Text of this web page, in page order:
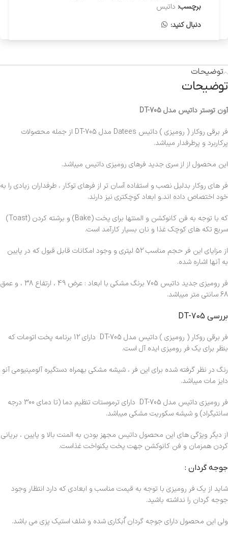
برچسب: داتیس
دنبال کنید:
توضیحات
توضیحات
آون توستر داتیس مدل DT-705
فر برقی روکار ( رومیزی ) داتیس Datees مدل DT-705 از جمله محصولات
پرکاربرد و پرطرفدار میباشد.
این محصول از از سری جدید فرهای رومیزی داتیس میباشد.
فر های روکار بدلیل نصب و استفاده آسان تر از فرهای توکار ، طرفداران زیادی را به
خود اختصاص داده اند.و ابعاد کوچکتری نیز دارند.
که با توجه به فن کانوکشن و المنتها برای پخت (Bake) و برشته کردن (Toast)
سریع تکه های کوچک غذا و نان بسیار کارآمد است.
از مزایای این فر حجم مناسب 52 لیتری و وجود امکانات قابل قبول که در پایین
به آنها اشاره شده.
فر رومیزی جدید داتیس 705 برنگ مشکی با ابعاد : عرض 49 ، ارتفاع 38 ، و عمق
68 سانتی متر میباشد.
بررسی DT-705
فر برقی روکار ( رومیزی ) داتیس مدل DT-705 دارای 12 برنامه پخت اتومات که
بنظر برای یک فر رومیزی ایده آل است.
رنگ در نظر گرفته شده برای این فر ، شیشه مشکی بهمراه دستگیره آلومینیومی آنو
دایز مات میباشد.
فر رومیزی داتیس مدل DT-705 دارای ترموستات تنظیم دما (تا دمای 300 درجه
سانتیگراد) و شیشه سکوریت مشکی میباشد.
از دیگر ویژگی های این محصول داتیس مجهز بودن به المنت بالا و پایین ، بریانی
کردن همزمان و فن کانوکشن جهت پخت یکنواخت غذاست.
جوجه گردان :
شاید از یک فر رومیزی با توجه به قیمت مناسب و ابعادی که دارد انتظار وجود
جوجه گردان را نداشته باشید.
ولی این محصول دارای جوجه گردان آّبکاری شده و شلف استیک پزی می باشد.